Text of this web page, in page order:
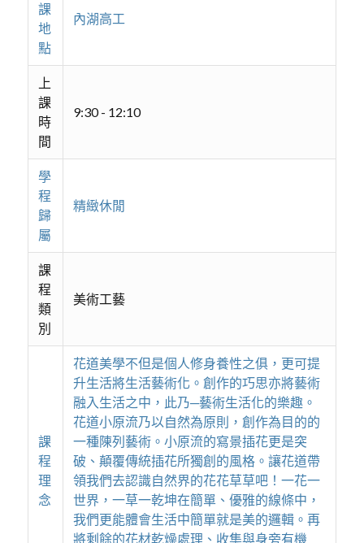
課
地
點
內湖高工
上
課
時
間
9:30 - 12:10
學
程
歸
屬
精緻休閒
課
程
類
別
美術工藝
課
程
理
念
花道美學不但是個人修身養性之俱，更可提
升生活將生活藝術化。創作的巧思亦將藝術
融入生活之中，此乃─藝術生活化的樂趣。
花道小原流乃以自然為原則，創作為目的的
一種陳列藝術。小原流的寫景插花更是突
破、顛覆傳統插花所獨創的風格。讓花道帶
領我們去認識自然界的花花草草吧！一花一
世界，一草一乾坤在簡單、優雅的線條中，
我們更能體會生活中簡單就是美的邏輯。再
將剩餘的花材乾燥處理、收集與身旁有機